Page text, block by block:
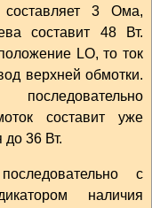
3 Ома,
составит 48 Вт.
LO, то ток
верхней обмотки.
составит уже
36 Вт.
с
наличия